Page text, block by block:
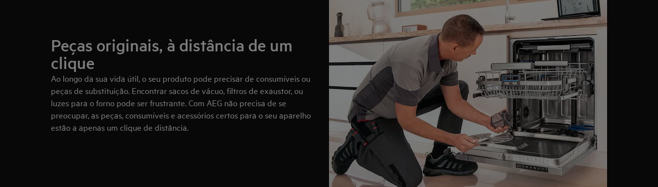
Peças originais, à distância de um
clique
Ao longo da sua vida útil, o seu produto pode precisar de consumíveis ou
peças de substituição. Encontrar sacos de vácuo, filtros de exaustor, ou
luzes para o forno pode ser frustrante. Com AEG não precisa de se
preocupar, as peças, consumíveis e acessórios certos para o seu aparelho
estão a apenas um clique de distância.